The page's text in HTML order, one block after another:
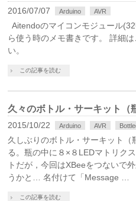
2016/07/07 Arduino AVR
Aitendoのマイコンモジュール
ら使う時のメモ書きです。 詳細
い。
この記事を読む
久々のボトル・サーキット（
2015/10/22 Arduino AVR
久しぶりのボトル・サーキット
る。瓶の中に８×８LEDマトリク
トだが，今回はXBeeをつないで
うかと… 名付けて「Message …
この記事を読む